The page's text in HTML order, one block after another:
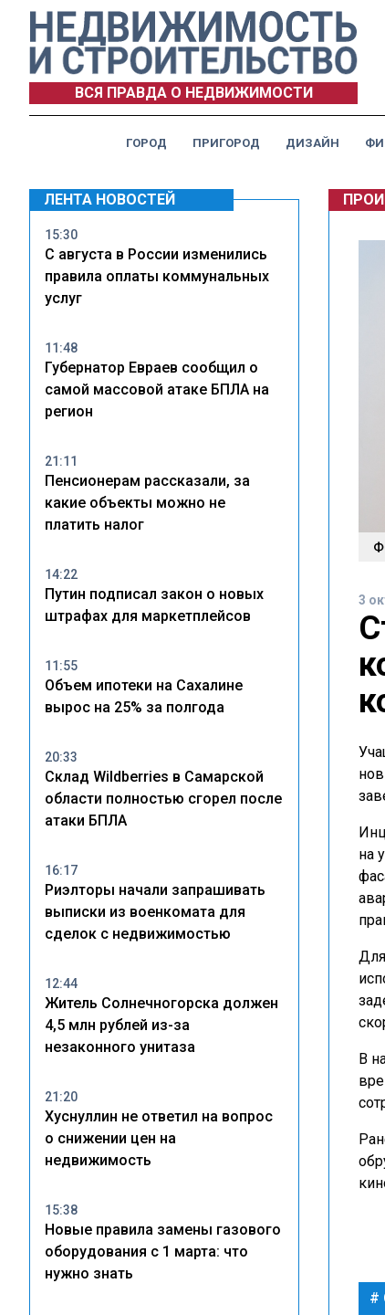
ВСЯ ПРАВДА О НЕДВИЖИМОСТИ
ГОРОД ПРИГОРОД ДИЗАЙН
ЛЕНТА НОВОСТЕЙ
15:30
С августа в России изменились
правила оплаты коммунальных
услуг
11:48
Губернатор Евраев сообщил о
самой массовой атаке БПЛА на
регион
21:11
Пенсионерам рассказали, за
какие объекты можно не
платить налог
14:22
Путин подписал закон о новых
штрафах для маркетплейсов
11:55
Объем ипотеки на Сахалине
вырос на 25% за полгода
20:33
Склад Wildberries в Самарской
области полностью сгорел после
атаки БПЛА
16:17
Риэлторы начали запрашивать
выписки из военкомата для
сделок с недвижимостью
12:44
Житель Солнечногорска должен
4,5 млн рублей из-за
незаконного унитаза
21:20
Хуснуллин не ответил на вопрос
о снижении цен на
недвижимость
15:38
Новые правила замены газового
оборудования с 1 марта: что
нужно знать
3
на
В